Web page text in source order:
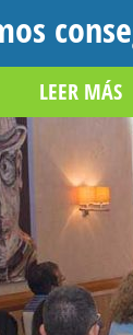
LEER MÁS